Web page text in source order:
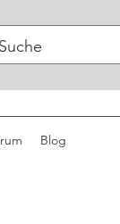
Blog